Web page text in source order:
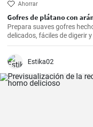
Ahorrar
Gofres de plátano con
Prepara suaves gofres
delicados, fáciles de digerir
arándanos frescos y sirope
Estika02